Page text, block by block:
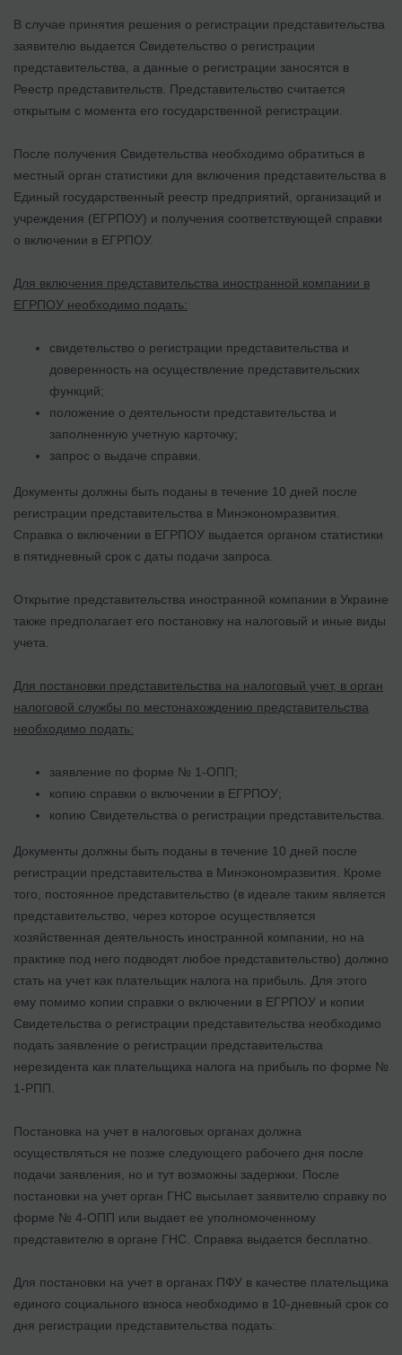
В случае принятия решения о регистрации представительства
заявителю выдается Свидетельство о регистрации
представительства, а данные о регистрации заносятся в
Реестр представительств. Представительство считается
открытым с момента его государственной регистрации.
После получения Свидетельства необходимо обратиться в
местный орган статистики для включения представительства в
Единый государственный реестр предприятий, организаций и
учреждения (ЕГРПОУ) и получения соответствующей справки
о включении в ЕГРПОУ.
Для включения представительства иностранной компании в
ЕГРПОУ необходимо подать:
свидетельство о регистрации представительства и
доверенность на осуществление представительских
функций;
положение о деятельности представительства и
заполненную учетную карточку;
запрос о выдаче справки.
Документы должны быть поданы в течение 10 дней после
регистрации представительства в Минэкономразвития.
Справка о включении в ЕГРПОУ выдается органом статистики
в пятидневный срок с даты подачи запроса.
Открытие представительства иностранной компании в Украине
также предполагает его постановку на налоговый и иные виды
учета.
Для постановки представительства на налоговый учет, в орган
налоговой службы по местонахождению представительства
необходимо подать:
заявление по форме № 1-ОПП;
копию справки о включении в ЕГРПОУ;
копию Свидетельства о регистрации представительства.
Документы должны быть поданы в течение 10 дней после
регистрации представительства в Минэкономразвития. Кроме
того, постоянное представительство (в идеале таким является
представительство, через которое осуществляется
хозяйственная деятельность иностранной компании, но на
практике под него подводят любое представительство) должно
стать на учет как плательщик налога на прибыль. Для этого
ему помимо копии справки о включении в ЕГРПОУ и копии
Свидетельства о регистрации представительства необходимо
подать заявление о регистрации представительства
нерезидента как плательщика налога на прибыль по форме №
1-РПП.
Постановка на учет в налоговых органах должна
осуществляться не позже следующего рабочего дня после
подачи заявления, но и тут возможны задержки. После
постановки на учет орган ГНС высылает заявителю справку по
форме № 4-ОПП или выдает ее уполномоченному
представителю в органе ГНС. Справка выдается бесплатно.
Для постановки на учет в органах ПФУ в качестве плательщика
единого социального взноса необходимо в 10-дневный срок со
дня регистрации представительства подать: